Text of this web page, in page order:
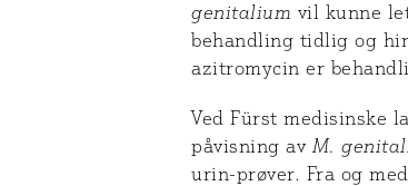
genitalium vil kunne
behandling tidlig og
azitromycin er
Ved Fürst medisinske
påvisning av M.
urin-prøver. Fra og